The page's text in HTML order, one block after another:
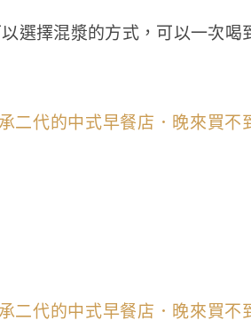
選擇混漿的方式，可以一次喝